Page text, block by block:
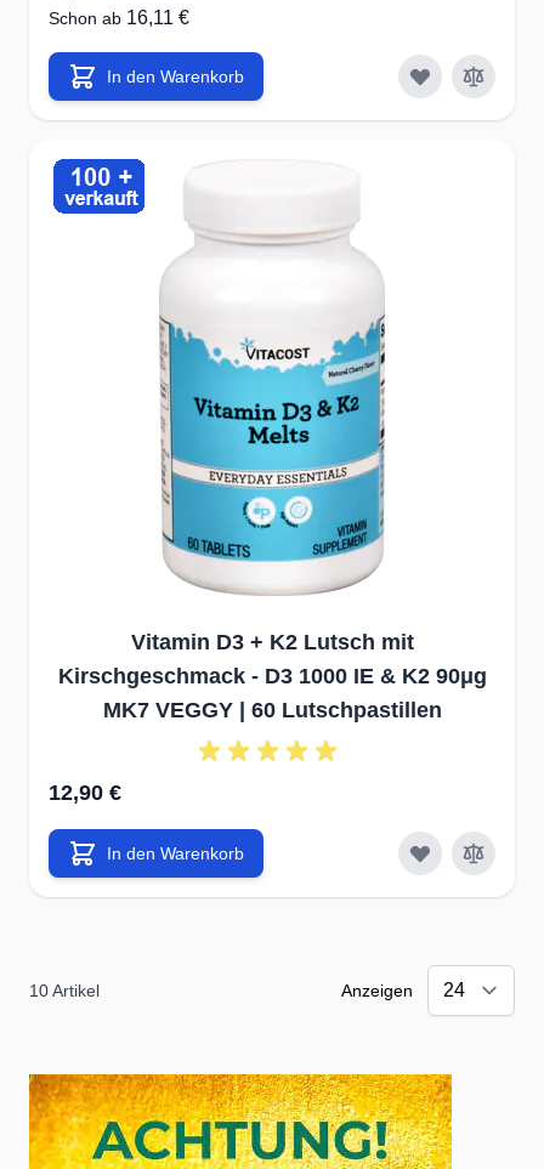
Schon ab 16,11 €
In den Warenkorb
Vitamin D3 + K2 Lutsch mit
Kirschgeschmack - D3 1000 IE & K2 90μg
MK7 VEGGY | 60 Lutschpastillen
12,90 €
In den Warenkorb
10Artikel Anzeigen